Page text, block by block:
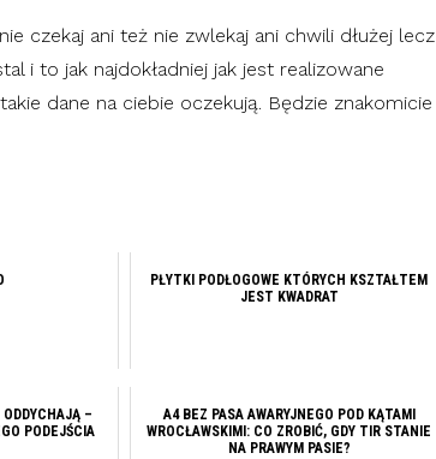
czekaj ani też nie zwlekaj ani chwili dłużej lecz
i to jak najdokładniej jak jest realizowane
dane na ciebie oczekują. Będzie znakomicie
PŁYTKI PODŁOGOWE KTÓRYCH KSZTAŁTEM
JEST KWADRAT
–
PODEJŚCIA
A4 BEZ PASA AWARYJNEGO POD KĄTAMI
WROCŁAWSKIMI: CO ZROBIĆ, GDY TIR STANIE
NA PRAWYM PASIE?